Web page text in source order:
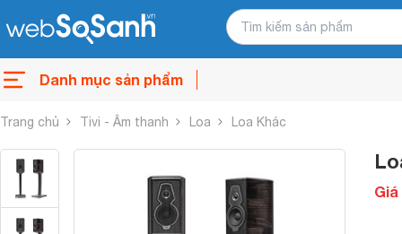
Danh mục sản phẩm
Trang chủ Tivi - Âm thanh Loa Loa Khác
Giá